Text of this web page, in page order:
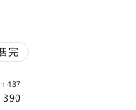
完
437
390